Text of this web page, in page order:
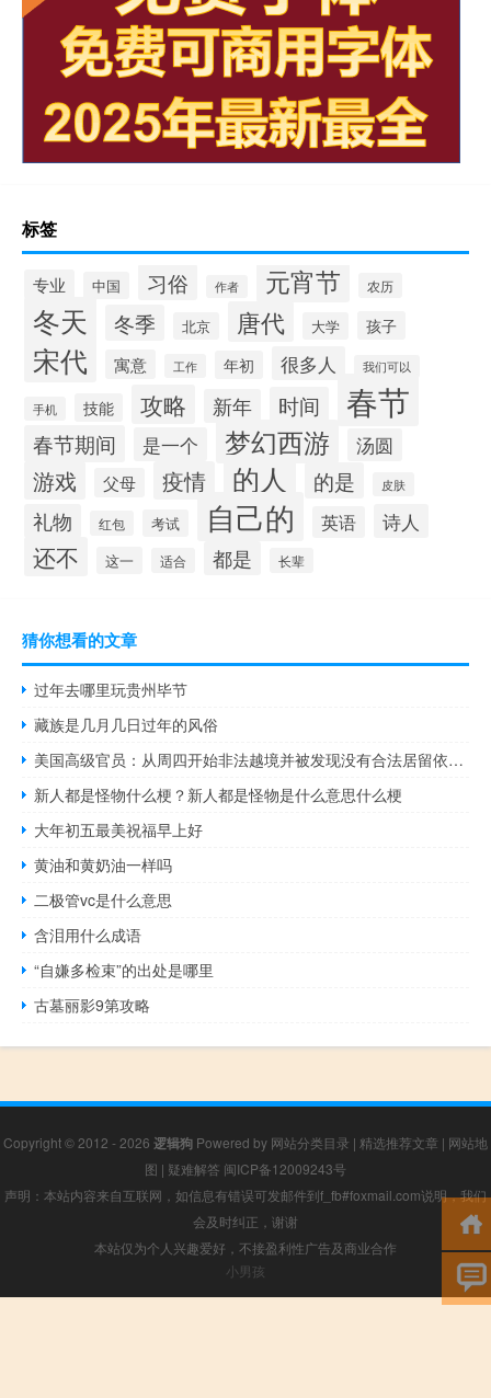
标签
专业 中国 习俗 作者 元宵节 农历
冬天 冬季 北京 唐代 大学 孩子
宋代 寓意 工作 年初 很多人 我们可以
手机 技能 攻略 新年 时间 春节
春节期间 是一个 梦幻西游 汤圆
游戏 父母 疫情 的人 的是 皮肤
礼物 红包 考试 自己的 英语 诗人
还不 这一 适合 都是 长辈
猜你想看的文章
过年去哪里玩贵州毕节
藏族是几月几日过年的风俗
美国高级官员：从周四开始非法越境并被发现没有合法居留依据的委内瑞拉国民将被遣返至委内瑞拉
新人都是怪物什么梗？新人都是怪物是什么意思什么梗
大年初五最美祝福早上好
黄油和黄奶油一样吗
二极管vc是什么意思
含泪用什么成语
“自嫌多检束”的出处是哪里
古墓丽影9第攻略
Copyright © 2012 - 2026 逻辑狗 Powered by 网站分类目录 | 精选推荐文章 | 网站地
图 | 疑难解答 闽ICP备12009243号
声明：本站内容来自互联网，如信息有错误可发邮件到f_fb#foxmail.com说明，我们
会及时纠正，谢谢
本站仅为个人兴趣爱好，不接盈利性广告及商业合作
小男孩